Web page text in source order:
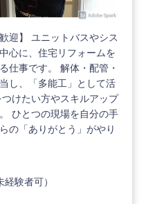
迎】 ユニットバスやシス
心に、住宅リフォームを
仕事です。 解体・配管・
し、「多能工」として活
けたい方やスキルアップ
ひとつの現場を自分の手
の「ありがとう」がやり
験者可）